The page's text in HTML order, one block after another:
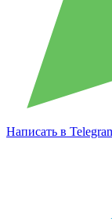
Написать в